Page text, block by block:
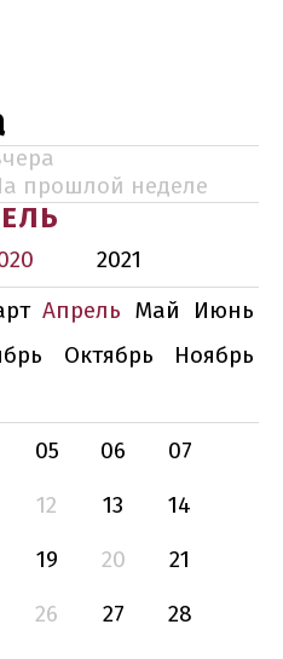
прошлой неделе
2021
Апрель Май
Июнь
Октябрь
Ноябрь
05 06
07
12 13
14
19 20
21
26 27
28